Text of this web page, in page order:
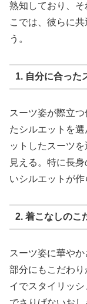
熟知しており、
こでは、彼らに
う。
1. 自分に合った
スーツ姿が際立
たシルエットを
ットしたスーツ
見える。特に長
いシルエットが作
2. 着こなしのこ
スーツ姿に華や
部分にもこだわ
イでスタイリッ